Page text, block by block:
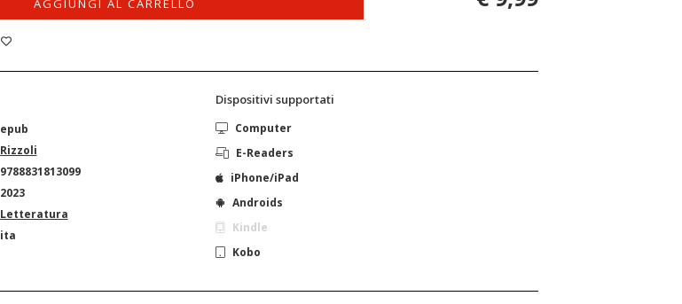
AGGIUNGI AL CARRELLO
epub
Rizzoli
9788831813099
2023
Letteratura
ita
Dispositivi supportati
Computer
E-Readers
iPhone/iPad
Androids
Kindle
Kobo